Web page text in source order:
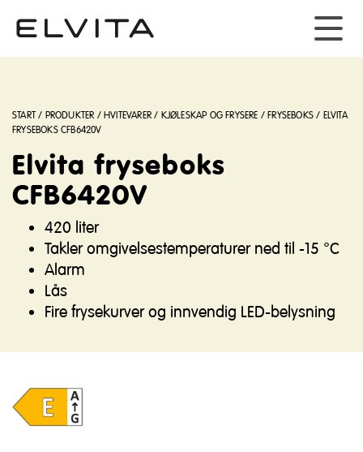
START/ PRODUKTER /HVITEVARER / KJØLESKAP OG FRYSERE /FRYSEBOKS / ELVITA
FRYSEBOKS CFB6420V
Elvita fryseboks
CFB6420V
420 liter
Takler omgivelsestemperaturer ned til -15 °C
Alarm
Lås
Fire frysekurver og innvendig LED-belysning